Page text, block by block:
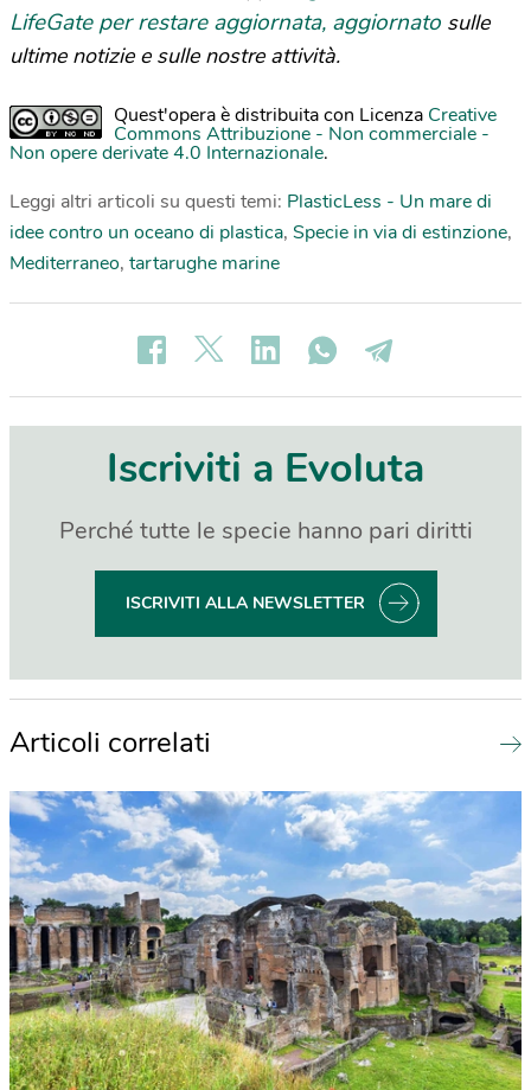
LifeGate per restare aggiornata, aggiornato sulle
ultime notizie e sulle nostre attività.
Quest'opera è distribuita con Licenza Creative
Commons Attribuzione - Non commerciale -
Non opere derivate 4.0 Internazionale.
Leggi altri articoli su questi temi: PlasticLess - Un mare di
idee contro un oceano di plastica, Specie in via di estinzione,
Mediterraneo, tartarughe marine
Iscriviti a Evoluta
Perché tutte le specie hanno pari diritti
ISCRIVITI ALLA NEWSLETTER
Articoli correlati